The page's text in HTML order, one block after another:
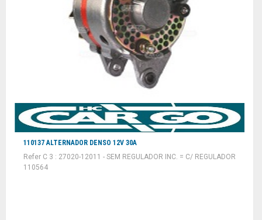
110137 ALTERNADOR DENSO 12V 30A
Refer C 3 : 27020-12011 - SEM REGULADOR INC. = C/ REGULADOR
110564